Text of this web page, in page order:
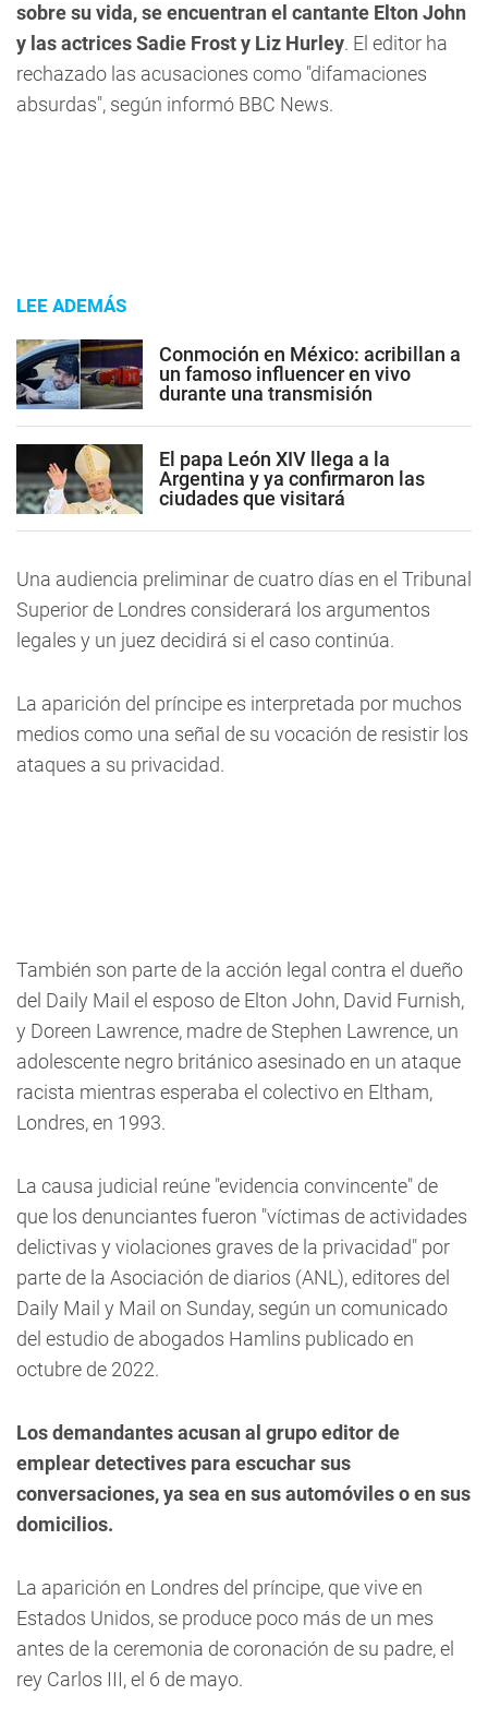
sobre su vida, se encuentran el cantante Elton John
y las actrices Sadie Frost y Liz Hurley. El editor ha
rechazado las acusaciones como "difamaciones
absurdas", según informó BBC News.
LEE ADEMÁS
Conmoción en México: acribillan a
un famoso influencer en vivo
durante una transmisión
El papa León XIV llega a la
Argentina y ya confirmaron las
ciudades que visitará
Una audiencia preliminar de cuatro días en el Tribunal
Superior de Londres considerará los argumentos
legales y un juez decidirá si el caso continúa.
La aparición del príncipe es interpretada por muchos
medios como una señal de su vocación de resistir los
ataques a su privacidad.
También son parte de la acción legal contra el dueño
del Daily Mail el esposo de Elton John, David Furnish,
y Doreen Lawrence, madre de Stephen Lawrence, un
adolescente negro británico asesinado en un ataque
racista mientras esperaba el colectivo en Eltham,
Londres, en 1993.
La causa judicial reúne "evidencia convincente" de
que los denunciantes fueron "víctimas de actividades
delictivas y violaciones graves de la privacidad" por
parte de la Asociación de diarios (ANL), editores del
Daily Mail y Mail on Sunday, según un comunicado
del estudio de abogados Hamlins publicado en
octubre de 2022.
Los demandantes acusan al grupo editor de
emplear detectives para escuchar sus
conversaciones, ya sea en sus automóviles o en sus
domicilios.
La aparición en Londres del príncipe, que vive en
Estados Unidos, se produce poco más de un mes
antes de la ceremonia de coronación de su padre, el
rey Carlos III, el 6 de mayo.